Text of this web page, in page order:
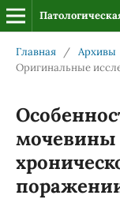
Главная / Архивы
Оригинальные
мочевины